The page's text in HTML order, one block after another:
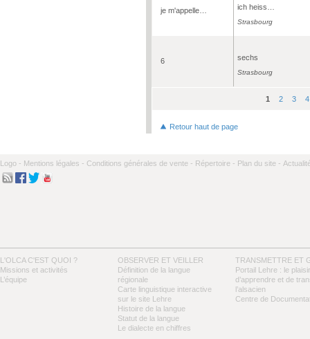
je m'appelle… ich heiss…
Strasbourg
6 sechs
Strasbourg
1 2 3 4
Retour haut de page
Logo - Mentions légales - Conditions générales de vente - Répertoire - Plan du site -
L'OLCA C'EST QUOI ?
Missions et activités
L’équipe
OBSERVER ET VEILLER
Définition de la langue
régionale
Carte linguistique interactive
sur le site Lehre
Histoire de la langue
Statut de la langue
Le dialecte en chiffres
TRANSMETTRE ET
Portail Lehre : le plaisir
d’apprendre et de
l’alsacien
Centre de